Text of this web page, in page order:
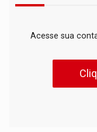
Acesse sua